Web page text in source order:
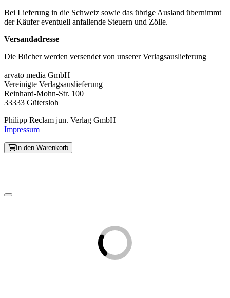
Bei Lieferung in die Schweiz sowie das übrige Ausland übernimmt
der Käufer eventuell anfallende Steuern und Zölle.
Versandadresse
Die Bücher werden versendet von unserer Verlagsauslieferung
arvato media GmbH
Vereinigte Verlagsauslieferung
Reinhard-Mohn-Str. 100
33333 Gütersloh
Philipp Reclam jun. Verlag GmbH
Impressum
In den Warenkorb